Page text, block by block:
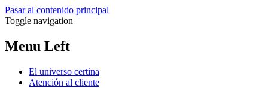
Pasar al contenido principal
Toggle navigation
Menu Left
El universo certina
Atención al cliente